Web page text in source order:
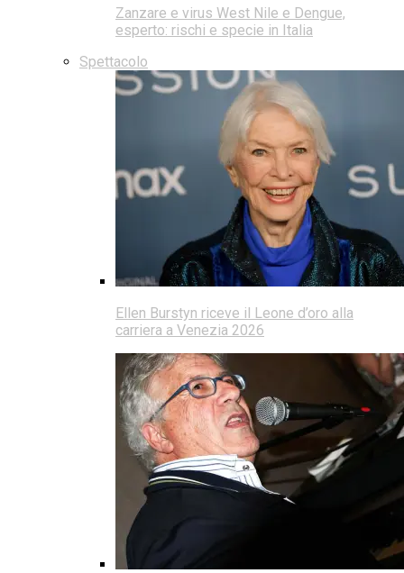
Zanzare e virus West Nile e Dengue,
esperto: rischi e specie in Italia
Spettacolo
Ellen Burstyn riceve il Leone d’oro alla
carriera a Venezia 2026